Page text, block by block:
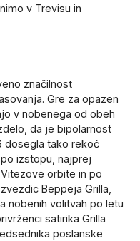
v Trevisu in
značilnost
Gre za opazen
v nobenega od obeh
da je bipolarnost
dosegla tako rekoč
izstopu, najprej
orbite in po
Beppeja Grilla,
nobenih volitvah po letu
satirika Grilla
poslanske